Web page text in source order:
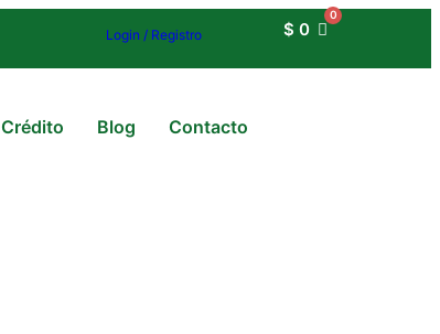
Login / Registro $ 0
Crédito Blog Contacto